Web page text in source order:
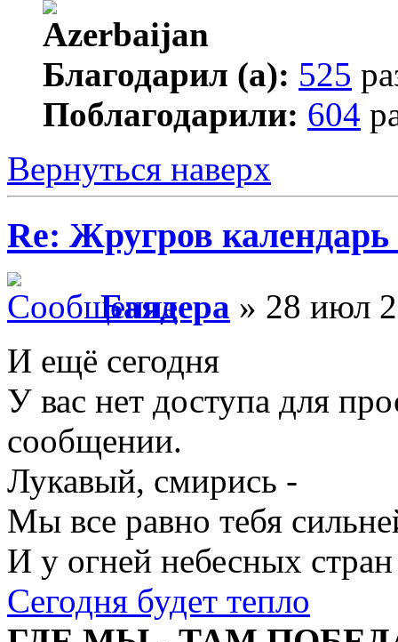
Благодарил (а): 525
Поблагодарили: 604
Вернуться наверх
Re: Жругров календарь
Баядера » 28 июл
И ещё сегодня
У вас нет доступа для
сообщении.
Лукавый, смирись -
Мы все равно тебя
И у огней небесных стран
Сегодня будет тепло